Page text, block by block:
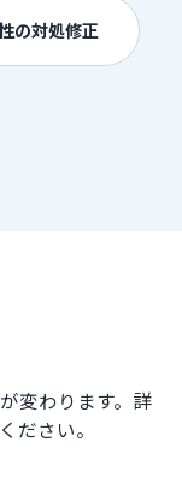
の対処修正
変わります。詳
ださい。